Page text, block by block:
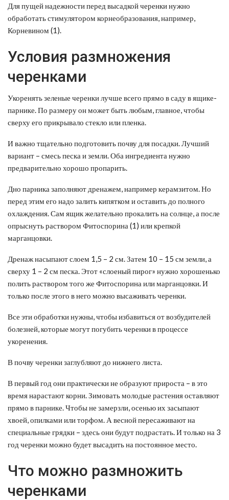
Для пущей надежности перед высадкой черенки нужно
обработать стимулятором корнеобразования, например,
Корневином (1).
Условия размножения
черенками
Укоренять зеленые черенки лучше всего прямо в саду в ящике-
парнике. По размеру он может быть любым, главное, чтобы
сверху его прикрывало стекло или пленка.
И важно тщательно подготовить почву для посадки. Лучший
вариант – смесь песка и земли. Оба ингредиента нужно
предварительно хорошо пропарить.
Дно парника заполняют дренажем, например керамзитом. Но
перед этим его надо залить кипятком и оставить до полного
охлаждения. Сам ящик желательно прокалить на солнце, а после
опрыснуть раствором Фитоспорина (1) или крепкой
марганцовки.
Дренаж насыпают слоем 1,5 – 2 см. Затем 10 – 15 см земли, а
сверху 1 – 2 см песка. Этот «слоеный пирог» нужно хорошенько
полить раствором того же Фитоспорина или марганцовки. И
только после этого в него можно высаживать черенки.
Все эти обработки нужны, чтобы избавиться от возбудителей
болезней, которые могут погубить черенки в процессе
укоренения.
В почву черенки заглубляют до нижнего листа.
В первый год они практически не образуют прироста – в это
время нарастают корни. Зимовать молодые растения оставляют
прямо в парнике. Чтобы не замерзли, осенью их засыпают
хвоей, опилками или торфом. А весной пересаживают на
специальные грядки – здесь они будут подрастать. И только на 3
год черенки можно будет высадить на постоянное место.
Что можно размножить
черенками